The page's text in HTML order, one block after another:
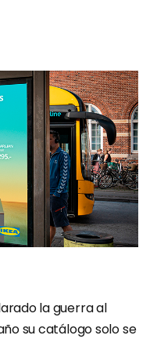
la guerra al
su catálogo solo se